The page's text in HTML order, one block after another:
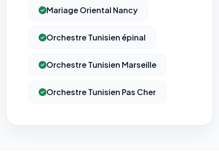
Mariage Oriental Nancy
Orchestre Tunisien épinal
Orchestre Tunisien Marseille
Orchestre Tunisien Pas Cher